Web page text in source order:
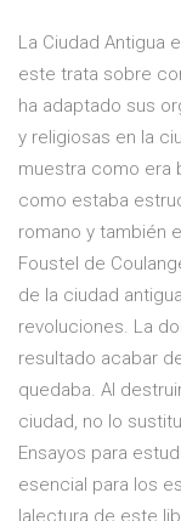
La Ciudad Antigua
este trata sobre
ha adaptado sus
y religiosas en la
muestra como era
como estaba
romano y también
Foustel de
de la ciudad
revoluciones. La
resultado acabar
quedaba. Al
ciudad, no lo
Ensayos para
esencial para los